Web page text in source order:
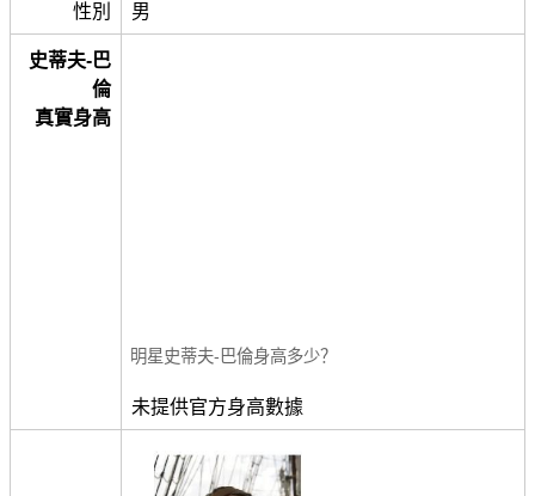
性別 男
史蒂夫-巴
倫
真實身高
明星史蒂夫-巴倫身高多少？
未提供官方身高數據